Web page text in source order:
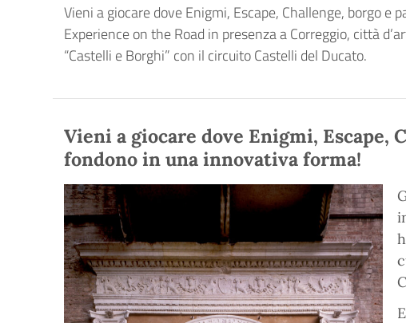
Vieni a giocare dove Enigmi, Escape, Challenge, borgo
Experience on the Road in presenza a Correggio, città
“Castelli e Borghi” con il circuito Castelli del Ducato.
Vieni a giocare dove Enigmi, Escape,
fondono in una innovativa forma!